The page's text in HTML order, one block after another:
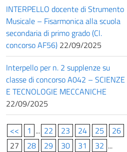
INTERPELLO docente di Strumento
Musicale – Fisarmonica alla scuola
secondaria di primo grado (Cl.
concorso AF56) 22/09/2025
Interpello per n. 2 supplenze su
classe di concorso A042 – SCIENZE
E TECNOLOGIE MECCANICHE
22/09/2025
<< 1 ... 22 23 24 25
26
27
28 29 30 31 32 ...